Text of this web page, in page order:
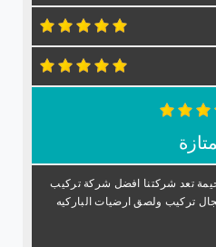
تعد شركتنا افضل شركة تركيب
تركيب ولصق ارضيات الباركيه